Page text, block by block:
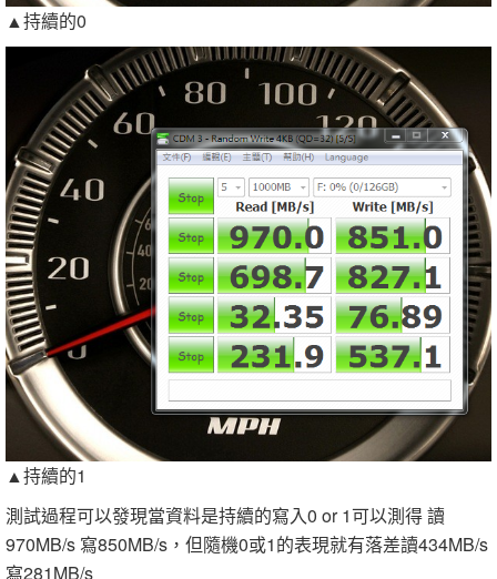
▲持續的0
▲持續的1
測試過程可以發現當資料是持續的寫入0 or 1可以測得 讀
970MB/s 寫850MB/s，但隨機0或1的表現就有落差讀434MB/s
寫281MB/s